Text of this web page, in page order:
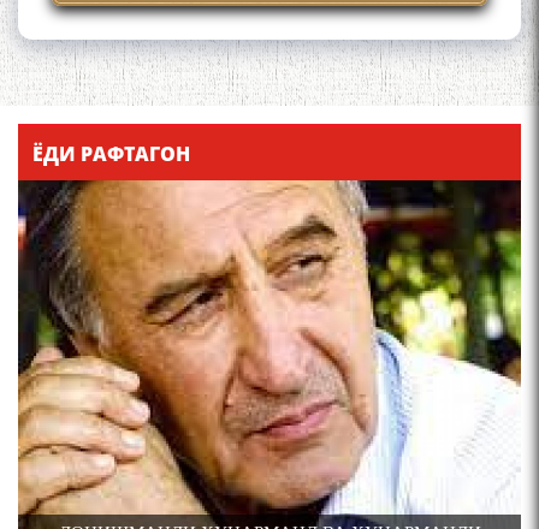
Қадамҷо - Лоҳутӣ
4-уми декабр- зодрӯзи
шоири абадзинда Абулқосим
Лоҳутӣ
ЁДИ РАФТАГОН